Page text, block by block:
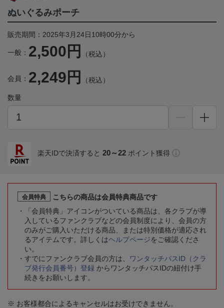
ぬいぐるみポーチ
販売期間：2025年3月24日10時00分から
一般： 2,500円 （税込）
会員： 2,249円 （税込）
数量
楽天IDで決済すると 20～22 ポイント獲得
会員特典
こちらの商品は会員特典商品です
「会員特典」アイコンがついている商品は、各クラブが導
入しているファンクラブなどの会員制度により、会員の方
のみがご購入いただける商品、または特別価格が適応され
るアイテムです。詳しくはヘルプページをご確認くださ
い。
すでにファンクラブ会員の方は、
ワンタッチパスID（クラ
ブ発行会員番号）登録 からワンタッチパスIDの紐付け手
続きをお願いします。
※ お客様都合によるキャンセルはお受けできません。